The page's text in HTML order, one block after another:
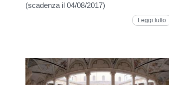
(scadenza il 04/08/2017)
Leggi tutto